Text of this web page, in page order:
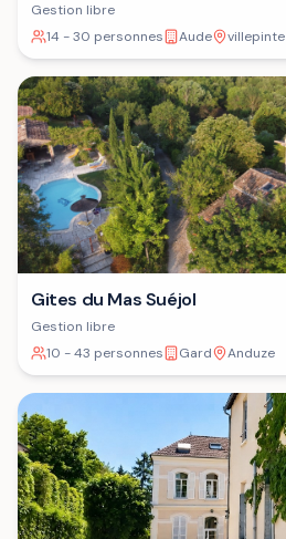
Gestion libre
14 - 30 personnes
Aude villepinte
Gites du Mas Suéjol
Gestion libre
10 - 43 personnes
Gard Anduze